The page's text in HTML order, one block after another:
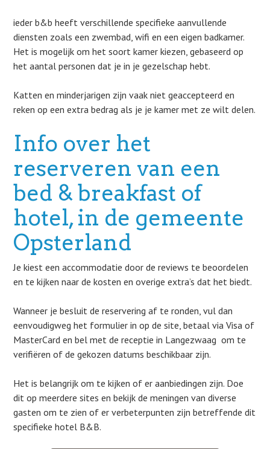
ieder b&b heeft verschillende specifieke aanvullende
diensten zoals een zwembad, wifi en een eigen badkamer.
Het is mogelijk om het soort kamer kiezen, gebaseerd op
het aantal personen dat je in je gezelschap hebt.
Katten en minderjarigen zijn vaak niet geaccepteerd en
reken op een extra bedrag als je je kamer met ze wilt delen.
Info over het
reserveren van een
bed & breakfast of
hotel, in de gemeente
Opsterland
Je kiest een accommodatie door de reviews te beoordelen
en te kijken naar de kosten en overige extra’s dat het biedt.
Wanneer je besluit de reservering af te ronden, vul dan
eenvoudigweg het formulier in op de site, betaal via Visa of
MasterCard en bel met de receptie in Langezwaag om te
verifiëren of de gekozen datums beschikbaar zijn.
Het is belangrijk om te kijken of er aanbiedingen zijn. Doe
dit op meerdere sites en bekijk de meningen van diverse
gasten om te zien of er verbeterpunten zijn betreffende dit
specifieke hotel B&B.